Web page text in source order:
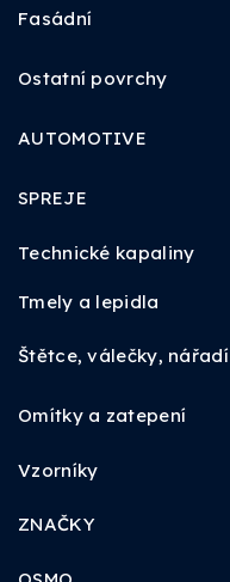
Fasádní
Ostatní povrchy
AUTOMOTIVE
SPREJE
Technické kapaliny
Tmely a lepidla
Štětce, válečky, nářadí
Omítky a zatepení
Vzorníky
ZNAČKY